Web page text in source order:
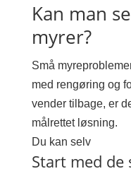
Kan man
myrer?
Små
med rengøring og
vender tilbage, er
målrettet løsning.
Du kan selv
Start med de